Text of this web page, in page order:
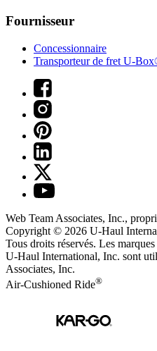
Fournisseur
Concessionnaire
Transporteur de fret U-
Web Team Associates, Inc.,
Copyright © 2026 U-Haul
Tous droits réservés. Les
U-Haul International, Inc. sont
Associates, Inc.
Air-Cushioned Ride®